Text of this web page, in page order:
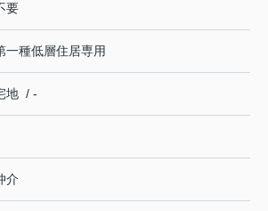
要
一種低層住居専用
地 / -
介